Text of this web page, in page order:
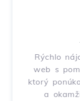
Rýchlo
web s
ktorý
a